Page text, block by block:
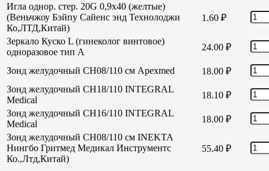
Игла однор. стер. 20G 0,9х40 (желтые)
(Веньчжоу Бэйпу Сайенс энд Технолоджи
Ко,ЛТД,Китай)
1.60 ₽
Зеркало Куско L (гинеколог винтовое)
одноразовое тип А
24.00 ₽
Зонд желудочный СН08/110 см Apexmed 18.00 ₽
Зонд желудочный СН18/110 INTEGRAL
Medical
18.10 ₽
Зонд желудочный СН16/110 INTEGRAL
Medical
18.00 ₽
Зонд желудочный СН08/110 см INEKTA
Нингбо Гритмед Медикал Инструментс
Ко.,Лтд,Китай)
55.40 ₽